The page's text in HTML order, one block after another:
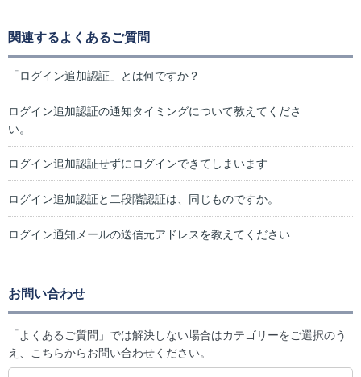
関連するよくあるご質問
「ログイン追加認証」とは何ですか？
ログイン追加認証の通知タイミングについて教えてくださ
い。
ログイン追加認証せずにログインできてしまいます
ログイン追加認証と二段階認証は、同じものですか。
ログイン通知メールの送信元アドレスを教えてください
お問い合わせ
「よくあるご質問」では解決しない場合はカテゴリーをご選択のう
え、こちらからお問い合わせください。